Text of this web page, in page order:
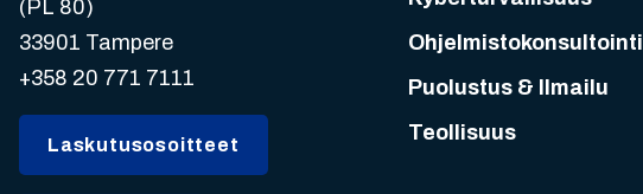
(PL 80)
33901 Tampere
+358 20 771 7111
Laskutusosoitteet
Ohjelmistokonsultointi
Puolustus & Ilmailu
Teollisuus